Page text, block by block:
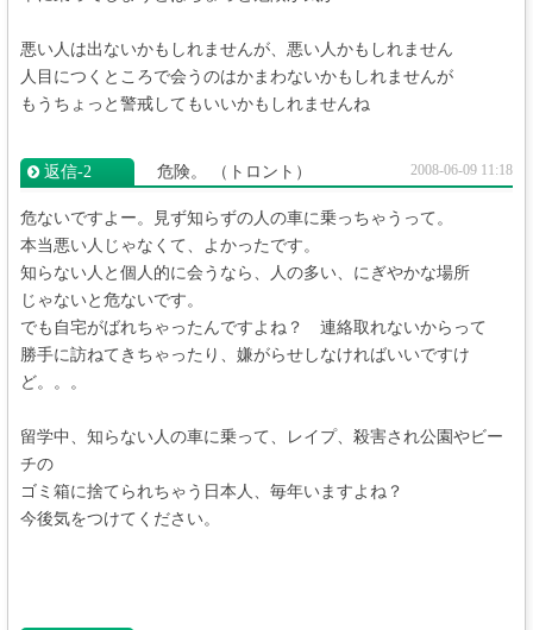
悪い人は出ないかもしれませんが、悪い人かもしれません
人目につくところで会うのはかまわないかもしれませんが
もうちょっと警戒してもいいかもしれませんね
返信‐2 危険。 （トロント） 2008-06-09 11:18
危ないですよー。見ず知らずの人の車に乗っちゃうって。
本当悪い人じゃなくて、よかったです。
知らない人と個人的に会うなら、人の多い、にぎやかな場所
じゃないと危ないです。
でも自宅がばれちゃったんですよね？ 連絡取れないからって
勝手に訪ねてきちゃったり、嫌がらせしなければいいですけ
ど。。。
留学中、知らない人の車に乗って、レイプ、殺害され公園やビー
チの
ゴミ箱に捨てられちゃう日本人、毎年いますよね？
今後気をつけてください。